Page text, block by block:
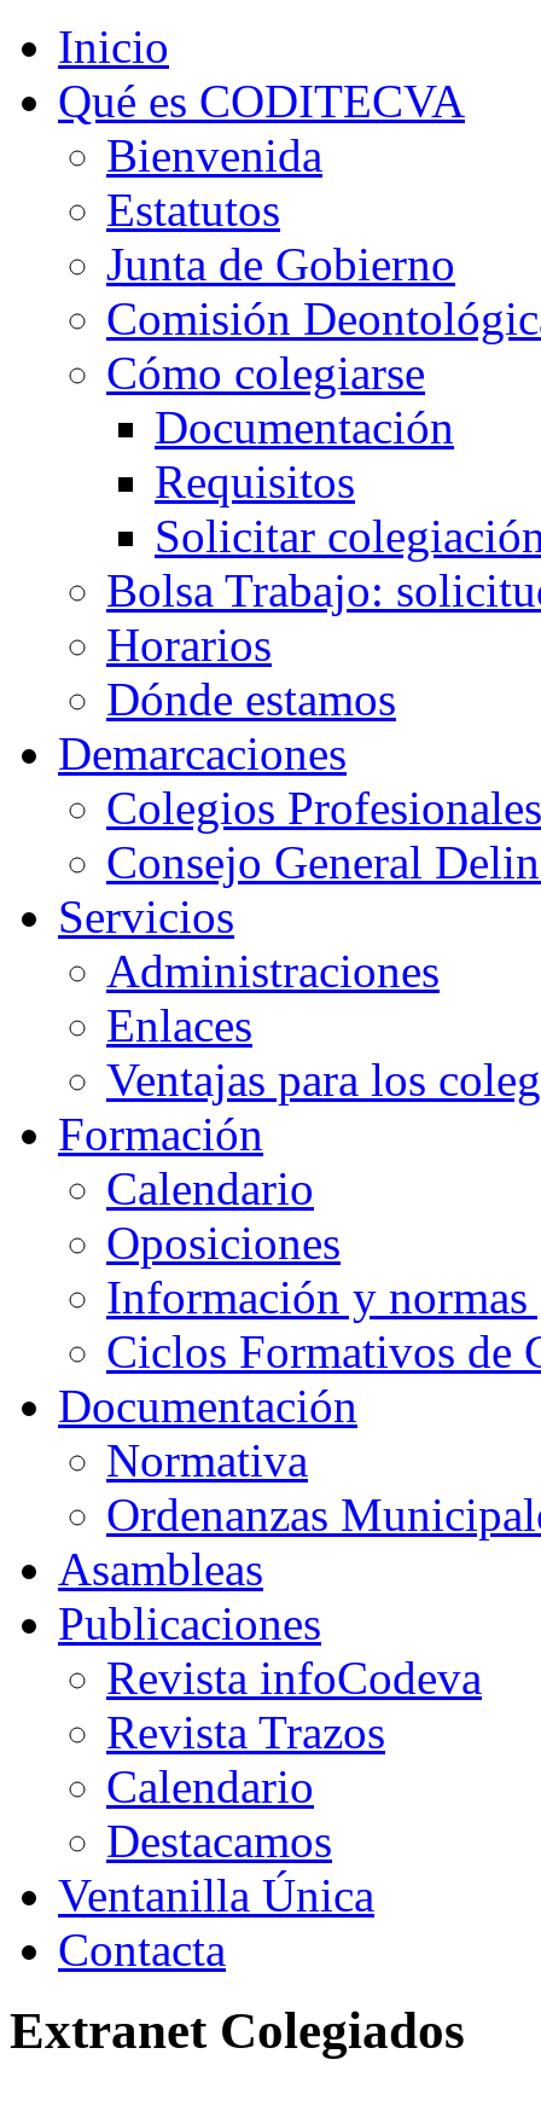
Inicio
Qué es CODITECVA
Bienvenida
Estatutos
Junta de Gobierno
Comisión
Cómo colegiarse
Documentación
Requisitos
Solicitar
Bolsa Trabajo:
Horarios
Dónde estamos
Demarcaciones
Colegios Profesionales
Consejo General
Servicios
Administraciones
Enlaces
Ventajas para los
Formación
Calendario
Oposiciones
Información y normas
Ciclos Formativos de
Documentación
Normativa
Ordenanzas
Asambleas
Publicaciones
Revista infoCodeva
Revista Trazos
Calendario
Destacamos
Ventanilla Única
Contacta
Extranet Colegiados